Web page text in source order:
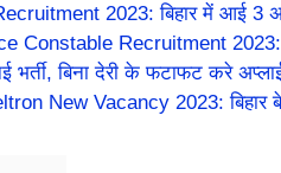
2023: बिहार में आई
Constable Recruitment
भर्ती, बिना देरी के फटाफट करे
New Vacancy 2023: बिहार